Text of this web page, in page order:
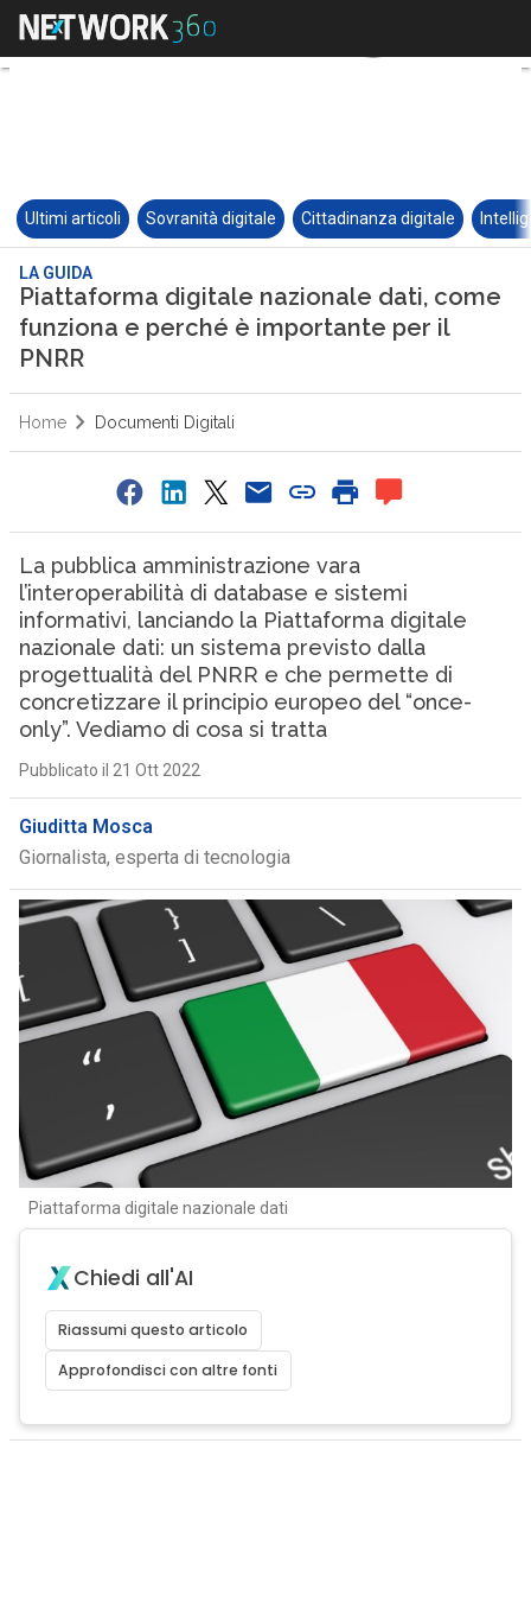
Ultimi articoli Sovranità digitale Cittadinanza digitale
LA GUIDA
Piattaforma digitale nazionale dati, come
funziona e perché è importante per il
PNRR
Home Documenti Digitali
La pubblica amministrazione vara
l’interoperabilità di database e sistemi
informativi, lanciando la Piattaforma digitale
nazionale dati: un sistema previsto dalla
progettualità del PNRR e che permette di
concretizzare il principio europeo del “once-
only”. Vediamo di cosa si tratta
Pubblicato il 21 Ott 2022
Giuditta Mosca
Giornalista, esperta di tecnologia
Piattaforma digitale nazionale dati
Chiedi all'AI
Riassumi questo articolo
Approfondisci con altre fonti